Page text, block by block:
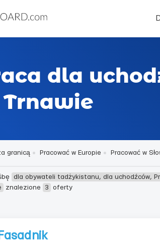
dla
granicą Pracować w Europie Pracować w
dla obywateli tadżykistanu, dla uchodźców,
znalezione 3 oferty
Fasadnik